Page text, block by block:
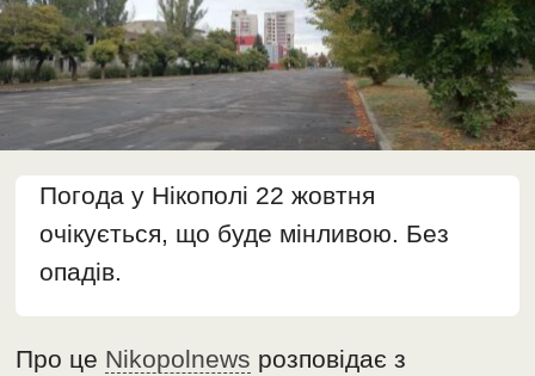
Погода у Нікополі 22 жовтня
очікується, що буде мінливою. Без
опадів.
Про це Nikopolnews розповідає з